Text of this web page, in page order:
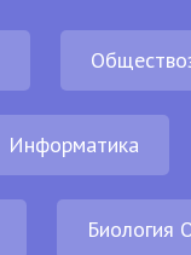
Информатика
Биология